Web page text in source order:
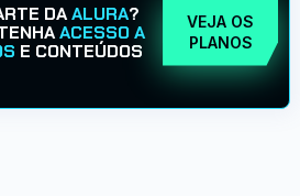
DAALURA?
ACESSO A
E CONTEÚDOS
VEJA OS
PLANOS